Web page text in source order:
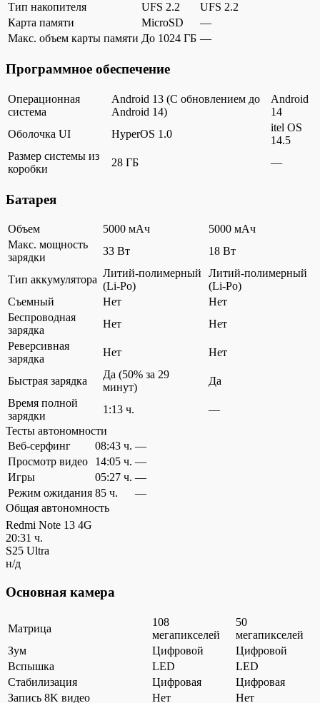
Тип накопителя
UFS 2.2
UFS 2.2
Карта памяти
MicroSD
—
Макс. объем карты памяти До 1024 ГБ —
Программное обеспечение
Операционная
система
Android 13 (С обновлением до
Android 14)
Android
14
Оболочка UI
HyperOS 1.0
itel OS
14.5
Размер системы из
коробки
28 ГБ —
Батарея
Объем 5000 мАч
5000 мАч
Макс. мощность
зарядки
33 Вт 18 Вт
Тип аккумулятора
Литий-полимерный
(Li-Po)
Литий-полимерный
(Li-Po)
Съемный
Нет
Нет
Беспроводная
зарядка
Нет
Нет
Реверсивная
зарядка
Нет Нет
Быстрая зарядка
Да (50% за 29
минут)
Да
Время полной
зарядки
1:13 ч.
—
Тесты автономности
Веб-серфинг
08:43 ч. —
Просмотр видео
14:05 ч. —
Игры
05:27 ч. —
Режим ожидания 85 ч.
—
Общая автономность
Redmi Note 13 4G
20:31 ч.
S25 Ultra
н/д
Основная камера
Матрица
108
мегапикселей
50
мегапикселей
Зум
Цифровой
Цифровой
Вспышка
LED
LED
Стабилизация
Цифровая
Цифровая
Запись 8K видео
Нет Нет